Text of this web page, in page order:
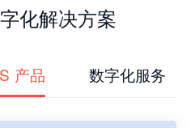
化解决方案
产品 数字化服务